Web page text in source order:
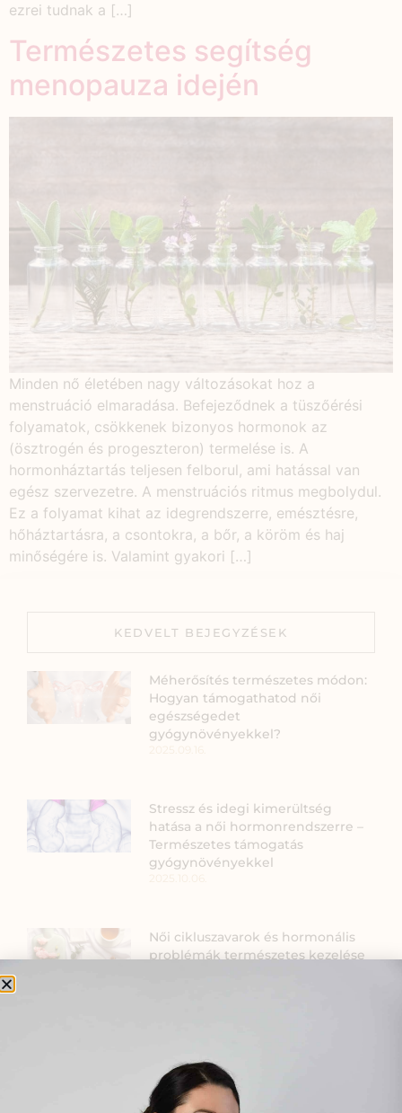
ezrei tudnak a […]
Természetes segítség
menopauza idején
Minden nő életében nagy változásokat hoz a
menstruáció elmaradása. Befejeződnek a tüszőérési
folyamatok, csökkenek bizonyos hormonok az
(ösztrogén és progeszteron) termelése is. A
hormonháztartás teljesen felborul, ami hatással van
egész szervezetre. A menstruációs ritmus megbolydul.
Ez a folyamat kihat az idegrendszerre, emésztésre,
hőháztartásra, a csontokra, a bőr, a köröm és haj
minőségére is. Valamint gyakori […]
KEDVELT BEJEGYZÉSEK
Méherősítés természetes módon:
Hogyan támogathatod női
egészségedet
gyógynövényekkel?
Stressz és idegi kimerültség
hatása a női hormonrendszerre –
Természetes támogatás
gyógynövényekkel
Női cikluszavarok és hormonális
problémák természetes kezelése
Narancsbőr kezelése
természetesen
2024.07.31.